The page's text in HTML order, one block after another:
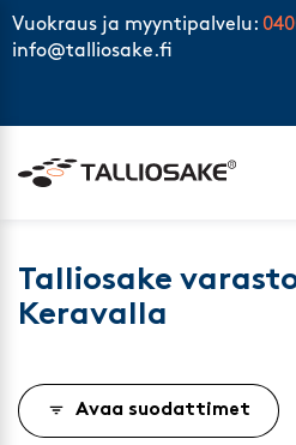
Skip to content
Vuokraus ja myyntipalvelu:
info@talliosake.fi
Talliosake
Keravalla
Avaa suodattimet